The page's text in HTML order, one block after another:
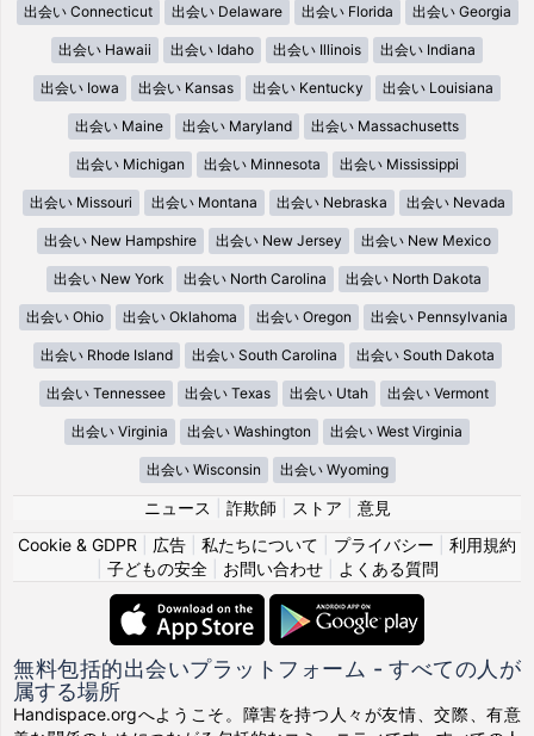
出会い Connecticut 出会い Delaware 出会い Florida 出会い Georgia
出会い Hawaii 出会い Idaho 出会い Illinois 出会い Indiana
出会い Iowa 出会い Kansas 出会い Kentucky 出会い Louisiana
出会い Maine 出会い Maryland 出会い Massachusetts
出会い Michigan 出会い Minnesota 出会い Mississippi
出会い Missouri 出会い Montana 出会い Nebraska 出会い Nevada
出会い New Hampshire 出会い New Jersey 出会い New Mexico
出会い New York 出会い North Carolina 出会い North Dakota
出会い Ohio 出会い Oklahoma 出会い Oregon 出会い Pennsylvania
出会い Rhode Island 出会い South Carolina 出会い South Dakota
出会い Tennessee 出会い Texas 出会い Utah 出会い Vermont
出会い Virginia 出会い Washington 出会い West Virginia
出会い Wisconsin 出会い Wyoming
ニュース 詐欺師 ストア
意見
Cookie & GDPR
広告 私たちについて プライバシー
利用規約
子どもの安全| お問い合わせ| よくある質問
無料包括的出会いプラットフォーム - すべての人が
属する場所
Handispace.orgへようこそ。障害を持つ人々が友情、交際、有意